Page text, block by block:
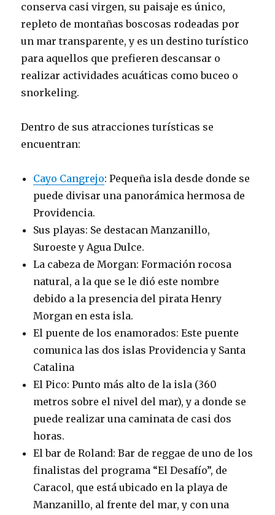
conserva casi virgen, su paisaje es único,
repleto de montañas boscosas rodeadas por
un mar transparente, y es un destino turístico
para aquellos que prefieren descansar o
realizar actividades acuáticas como buceo o
snorkeling.
Dentro de sus atracciones turísticas se
encuentran:
Cayo Cangrejo: Pequeña isla desde donde se
puede divisar una panorámica hermosa de
Providencia.
Sus playas: Se destacan Manzanillo,
Suroeste y Agua Dulce.
La cabeza de Morgan: Formación rocosa
natural, a la que se le dió este nombre
debido a la presencia del pirata Henry
Morgan en esta isla.
El puente de los enamorados: Este puente
comunica las dos islas Providencia y Santa
Catalina
El Pico: Punto más alto de la isla (360
metros sobre el nivel del mar), y a donde se
puede realizar una caminata de casi dos
horas.
El bar de Roland: Bar de reggae de uno de los
finalistas del programa “El Desafío”, de
Caracol, que está ubicado en la playa de
Manzanillo, al frente del mar, y con una